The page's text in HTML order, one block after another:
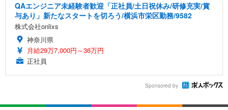
QAエンジニア未経験者歓迎「正社員/土日祝休み/研修充実/賞
与あり」新たなスタートを切ろう/横浜市栄区勤務/9582
株式会社onlixs
神奈川県
月給29万7,000円～36万円
正社員
Sponsored by